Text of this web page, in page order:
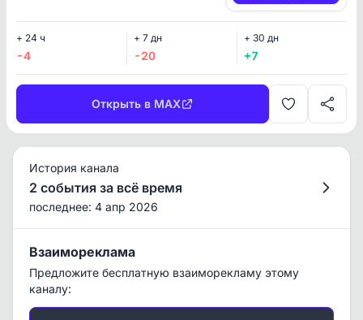
+ 24 ч
-4
+ 7 дн
-20
+ 30 дн
+7
Открыть в MAX
История канала
2 события за всё время
последнее: 4 апр 2026
Взаимореклама
Предложите бесплатную взаиморекламу этому
каналу: